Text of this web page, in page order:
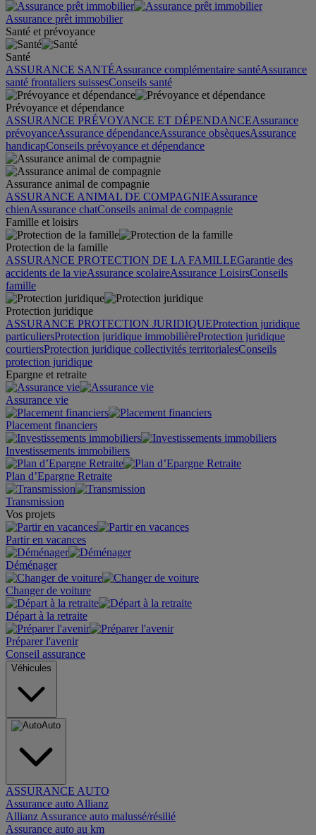
Assurance prêt immobilier
Santé et prévoyance
Santé
ASSURANCE SANTÉAssurance complémentaire santéAssurance
santé frontaliers suissesConseils santé
Prévoyance et dépendance
ASSURANCE PRÉVOYANCE ET DÉPENDANCEAssurance
prévoyanceAssurance dépendanceAssurance obsèquesAssurance
handicapConseils prévoyance et dépendance
Assurance animal de compagnie
ASSURANCE ANIMAL DE COMPAGNIEAssurance
chienAssurance chatConseils animal de compagnie
Famille et loisirs
Protection de la famille
ASSURANCE PROTECTION DE LA FAMILLEGarantie des
accidents de la vieAssurance scolaireAssurance LoisirsConseils
famille
Protection juridique
ASSURANCE PROTECTION JURIDIQUEProtection juridique
particuliersProtection juridique immobilièreProtection juridique
courtiersProtection juridique collectivités territorialesConseils
protection juridique
Epargne et retraite
Assurance vie
Placement financiers
Investissements immobiliers
Plan d’Epargne Retraite
Transmission
Vos projets
Partir en vacances
Déménager
Changer de voiture
Départ à la retraite
Préparer l'avenir
Conseil assurance
Véhicules
Auto
ASSURANCE AUTO
Assurance auto Allianz
Allianz Assurance auto malussé/résilié
Assurance auto au km